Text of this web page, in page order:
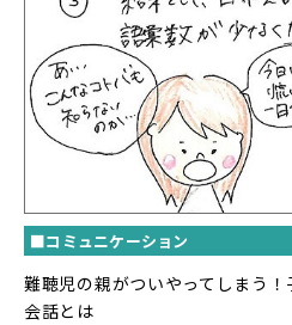
■コミュニケーション
難聴児の親がついやってしまう
会話とは